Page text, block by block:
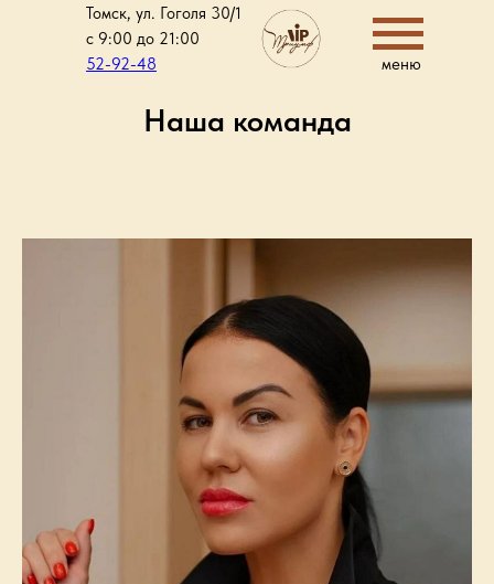
Томск, ул. Гоголя 30/1
с 9:00 до 21:00
52-92-48
меню
Наша команда